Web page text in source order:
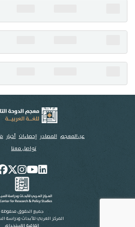
عن المعجم المصادر إحصاءات أخبار
تواصل معنا
جميع الحقوق محفوظة
المركز العربي للأبحاث ودراسة